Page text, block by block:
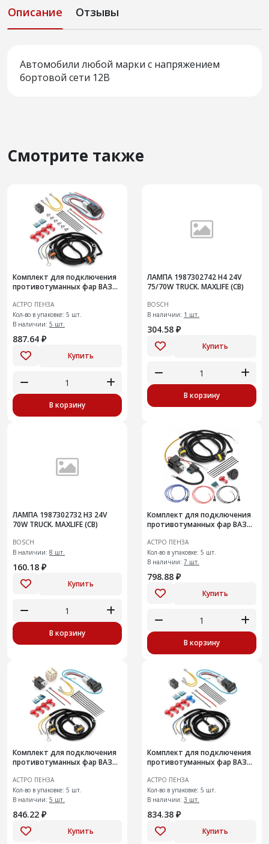
Описание Отзывы
Автомобили любой марки с напряжением
бортовой сети 12В
Смотрите также
Комплект для подключения
противотуманных фар ВАЗ
АСТРО ПЕНЗА
Кол-во в упаковке: 5 шт.
В наличии: 5 шт.
887.64 ₽
Купить
В корзину
ЛАМПА 1987302742 H4 24V
75/70W TRUCK. MAXLIFE (CB)
BOSCH
В наличии: 1 шт.
304.58 ₽
Купить
В корзину
ЛАМПА 1987302732 H3 24V
70W TRUCK. MAXLIFE (CB)
BOSCH
В наличии: 8 шт.
160.18 ₽
Купить
В корзину
Комплект для подключения
противотуманных фар ВАЗ
АСТРО ПЕНЗА
Кол-во в упаковке: 5 шт.
В наличии: 7 шт.
798.88 ₽
Купить
В корзину
Комплект для подключения
противотуманных фар ВАЗ
АСТРО ПЕНЗА
Кол-во в упаковке: 5 шт.
В наличии: 5 шт.
846.22 ₽
Купить
Комплект для подключения
противотуманных фар ВАЗ
АСТРО ПЕНЗА
Кол-во в упаковке: 5 шт.
В наличии: 3 шт.
834.38 ₽
Купить